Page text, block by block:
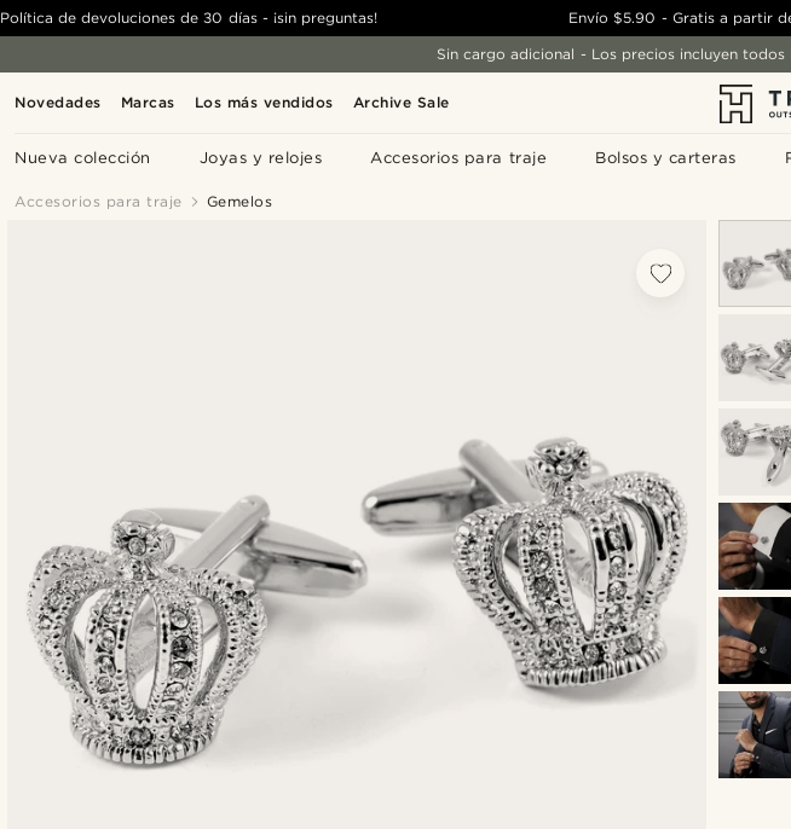
Novedades Marcas Los más vendidos Archive Sale
Nueva colección Joyas y relojes Accesorios para traje Bolsos y carteras
Política de devoluciones de 30 días - ¡sin preguntas! Envío $5.90 - Gratis a partir
Sin cargo adicional - Los precios incluyen
Accesorios para traje Gemelos